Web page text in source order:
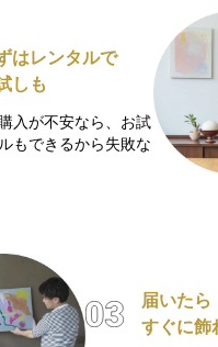
はレンタルで
しも
入が不安なら、お試
もできるから失敗な
届いたら
すぐに飾